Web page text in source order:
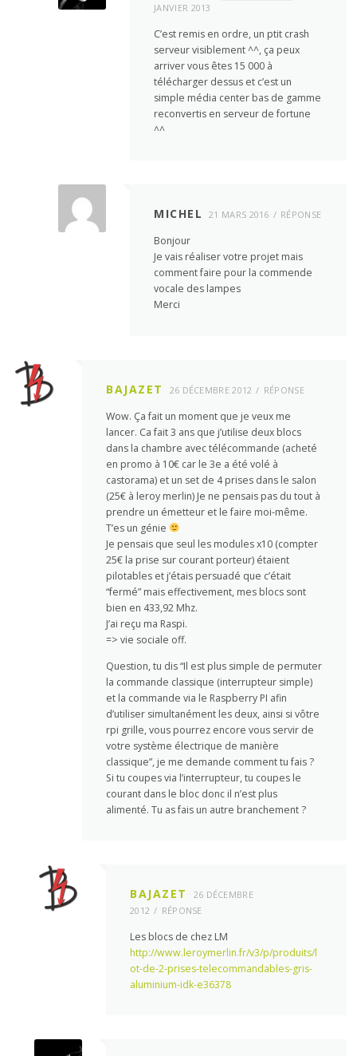
JANVIER 2013
C’est remis en ordre, un ptit crash
serveur visiblement ^^, ça peux
arriver vous êtes 15 000 à
télécharger dessus et c’est un
simple média center bas de gamme
reconvertis en serveur de fortune
^^
MICHEL 21 MARS 2016 RÉPONSE
Bonjour
Je vais réaliser votre projet mais
comment faire pour la commende
vocale des lampes
Merci
BAJAZET 26 DÉCEMBRE 2012 RÉPONSE
Wow. Ça fait un moment que je veux me
lancer. Ca fait 3 ans que j’utilise deux blocs
dans la chambre avec télécommande (acheté
en promo à 10€ car le 3e a été volé à
castorama) et un set de 4 prises dans le salon
(25€ à leroy merlin) Je ne pensais pas du tout à
prendre un émetteur et le faire moi-même.
T’es un génie
Je pensais que seul les modules x10 (compter
25€ la prise sur courant porteur) étaient
pilotables et j’étais persuadé que c’était
“fermé” mais effectivement, mes blocs sont
bien en 433,92 Mhz.
J’ai reçu ma Raspi.
=> vie sociale off.
Question, tu dis “Il est plus simple de permuter
la commande classique (interrupteur simple)
et la commande via le Raspberry PI afin
d’utiliser simultanément les deux, ainsi si vôtre
rpi grille, vous pourrez encore vous servir de
votre système électrique de manière
classique”, je me demande comment tu fais ?
Si tu coupes via l’interrupteur, tu coupes le
courant dans le bloc donc il n’est plus
alimenté. Tu as fais un autre branchement ?
BAJAZET
26 DÉCEMBRE
2012
RÉPONSE
Les blocs de chez LM
http://www.leroymerlin.fr/v3/p/produits/l
ot-de-2-prises-telecommandables-gris-
aluminium-idk-e36378